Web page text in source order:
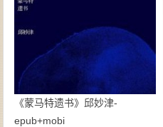
《蒙马特遗书》邱妙津-
epub+mobi